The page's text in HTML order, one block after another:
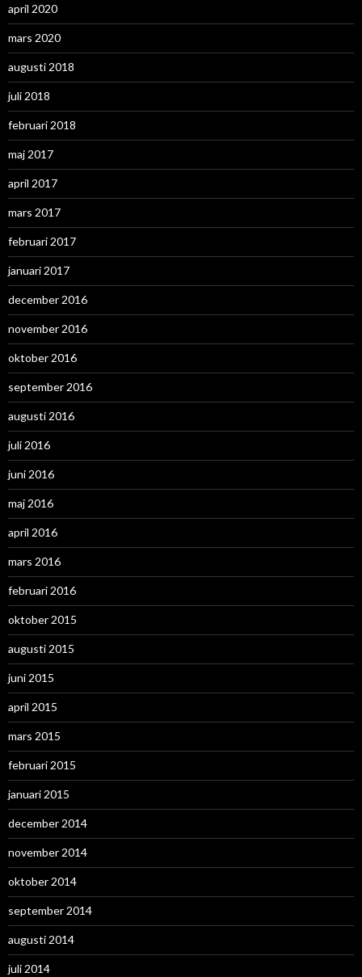
april 2020
mars 2020
augusti 2018
juli 2018
februari 2018
maj 2017
april 2017
mars 2017
februari 2017
januari 2017
december 2016
november 2016
oktober 2016
september 2016
augusti 2016
juli 2016
juni 2016
maj 2016
april 2016
mars 2016
februari 2016
oktober 2015
augusti 2015
juni 2015
april 2015
mars 2015
februari 2015
januari 2015
december 2014
november 2014
oktober 2014
september 2014
augusti 2014
juli 2014